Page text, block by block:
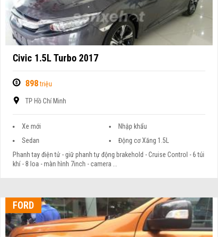
Civic 1.5L Turbo 2017
898triệu
TP Hồ Chí Minh
Xe mới
Nhập khẩu
Sedan
Động cơ Xăng 1.5L
Phanh tay điện tử - giữ phanh tự động brakehold - Cruise Control - 6 túi
khí - 8 loa - màn hình 7inch - camera ...
FORD